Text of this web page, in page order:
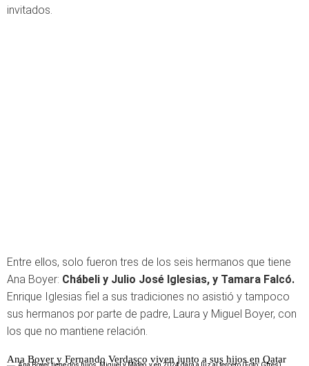
invitados.
Entre ellos, solo fueron tres de los seis hermanos que tiene
Ana Boyer: Chábeli y Julio José Iglesias, y Tamara Falcó.
Enrique Iglesias fiel a sus tradiciones no asistió y tampoco
sus hermanos por parte de padre, Laura y Miguel Boyer, con
los que no mantiene relación.
Ana Boyer y Fernando Verdasco viven junto a sus hijos en Qatar